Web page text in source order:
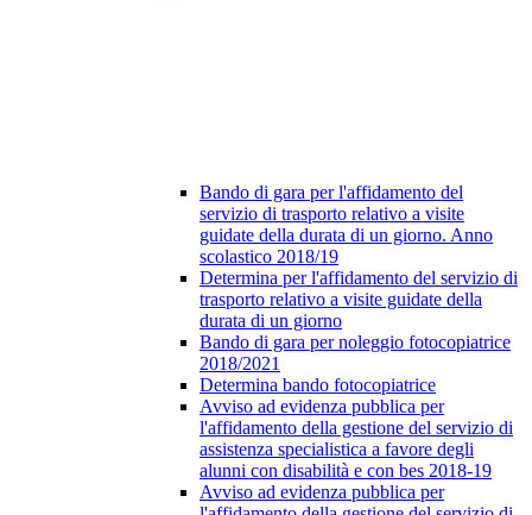
Bando di gara per l'affidamento del
servizio di trasporto relativo a visite
guidate della durata di un giorno. Anno
scolastico 2018/19
Determina per l'affidamento del servizio di
trasporto relativo a visite guidate della
durata di un giorno
Bando di gara per noleggio fotocopiatrice
2018/2021
Determina bando fotocopiatrice
Avviso ad evidenza pubblica per
l'affidamento della gestione del servizio di
assistenza specialistica a favore degli
alunni con disabilità e con bes 2018-19
Avviso ad evidenza pubblica per